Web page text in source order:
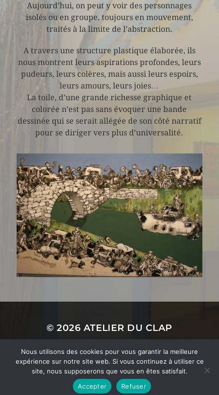
Aujourd’hui, on peut y voir des personnages
isolés ou en groupe, toujours en mouvement,
traités à la limite de l’abstraction.
A travers une structure plastique élaborée, ils
nous montrent leurs aspirations profondes, leurs
pudeurs, leurs colères, mais aussi leurs espoirs,
leurs amours, leurs joies…
La toile, d’une grande richesse graphique et
colorée n’est pas sans évoquer une bande
dessinée qui se serait allégée de son côté narratif
pour se diriger vers plus d’universalité.
© 2026 ATELIER DU CLAP
SITE ÉDITÉ PAR MORETTO MAXIME
THÈME PARANDERS NORÉN
Nous utilisons des cookies pour vous garantir la meilleure
expérience sur notre site web. Si vous continuez à utiliser ce
site, nous supposerons que vous en êtes satisfait.
Accepter
Refuser